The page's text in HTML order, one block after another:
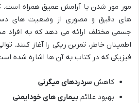
مور مور شدن یا آرامش عمیق همراه
های دقیق و مصوری از وضعیت های
جسمی مختلف ارائه می دهد که به افراد
اطمینان خاطر، تمرین ریکی را آغاز کنند.
فیزیکی که در کتاب به آن ها اشاره شده
کاهش سردردهای میگرنی
بهبود علائم بیماری های خودایمنی